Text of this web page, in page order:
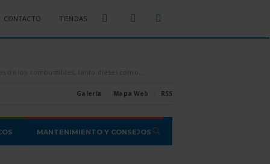
CONTACTO TIENDAS
por los aires, es conveniente intentar ahorrar todo el combustible que se pueda, [...]
Galería Mapa Web RSS
MANTENIMIENTO Y CONSEJOS